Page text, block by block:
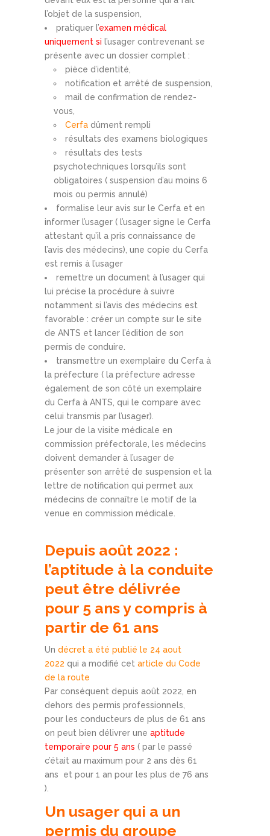
l’objet de la suspension,
pratiquer l’examen médical
uniquement si l’usager contrevenant se
présente avec un dossier complet :
pièce d’identité,
notification et arrêté de suspension,
mail de confirmation de rendez-
vous,
Cerfa dûment rempli
résultats des examens biologiques
résultats des tests
psychotechniques lorsqu’ils sont
obligatoires ( suspension d’au moins 6
mois ou permis annulé)
formalise leur avis sur le Cerfa et en
informer l’usager ( l’usager signe le Cerfa
attestant qu’il a pris connaissance de
l’avis des médecins), une copie du Cerfa
est remis à l’usager
remettre un document à l’usager qui
lui précise la procédure à suivre
notamment si l’avis des médecins est
favorable : créer un compte sur le site
de ANTS et lancer l’édition de son
permis de conduire.
transmettre un exemplaire du Cerfa à
la préfecture ( la préfecture adresse
également de son côté un exemplaire
du Cerfa à ANTS, qui le compare avec
celui transmis par l’usager).
Le jour de la visite médicale en
commission préfectorale, les médecins
doivent demander à l’usager de
présenter son arrêté de suspension et la
lettre de notification qui permet aux
médecins de connaître le motif de la
venue en commission médicale.
Depuis août 2022 :
l’aptitude à la conduite
peut être délivrée
pour 5 ans y compris à
partir de 61 ans
Un décret a été publié le 24 aout
2022 qui a modifié cet article du Code
de la route
Par conséquent depuis août 2022, en
dehors des permis professionnels,
pour les conducteurs de plus de 61 ans
on peut bien délivrer une aptitude
temporaire pour 5 ans ( par le passé
c’était au maximum pour 2 ans dès 61
ans et pour 1 an pour les plus de 76 ans
).
Un usager qui a un
permis du groupe